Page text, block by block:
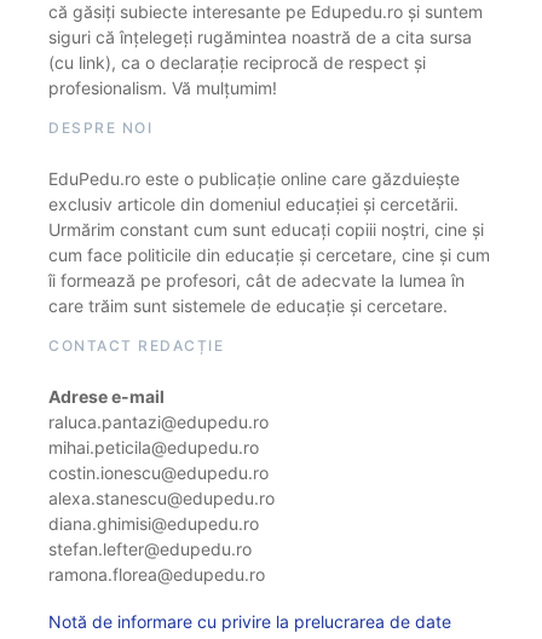
că găsiți subiecte interesante pe Edupedu.ro și suntem
siguri că înțelegeți rugămintea noastră de a cita sursa
(cu link), ca o declarație reciprocă de respect și
profesionalism. Vă mulțumim!
DESPRE NOI
EduPedu.ro este o publicație online care găzduiește
exclusiv articole din domeniul educației și cercetării.
Urmărim constant cum sunt educați copiii noștri, cine și
cum face politicile din educație și cercetare, cine și cum
îi formează pe profesori, cât de adecvate la lumea în
care trăim sunt sistemele de educație și cercetare.
CONTACT REDACȚIE
Adrese e-mail
raluca.pantazi@edupedu.ro
mihai.peticila@edupedu.ro
costin.ionescu@edupedu.ro
alexa.stanescu@edupedu.ro
diana.ghimisi@edupedu.ro
stefan.lefter@edupedu.ro
ramona.florea@edupedu.ro
Notă de informare cu privire la prelucrarea de date